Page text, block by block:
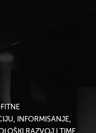
INFORMISANJE,
RAZVOJ I TIME